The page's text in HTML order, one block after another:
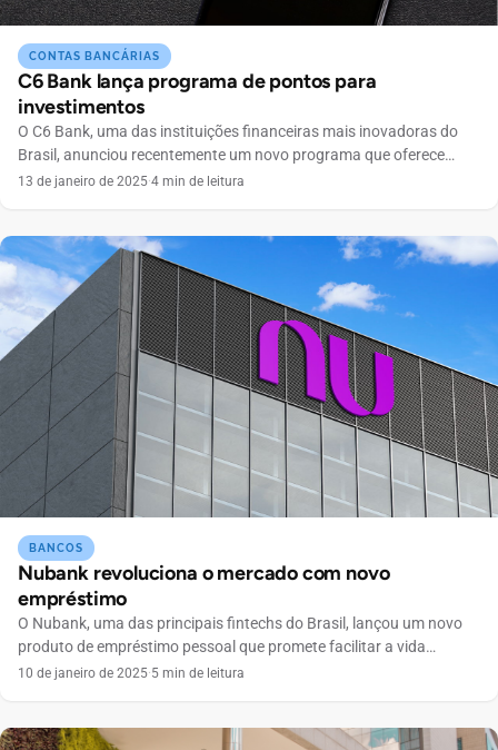
CONTAS BANCÁRIAS
C6 Bank lança programa de pontos para
investimentos
O C6 Bank, uma das instituições financeiras mais inovadoras do
Brasil, anunciou recentemente um novo programa que oferece
pontos aos clientes que realizarem a portabilidade de seus
experiência mais rica e recompensadora. Principais pontos O que é
a portabilidade […]
13 de janeiro de 2025·4 min de leitura
BANCOS
Nubank revoluciona o mercado com novo
empréstimo
O Nubank, uma das principais fintechs do Brasil, lançou um novo
produto de empréstimo pessoal que promete facilitar a vida
financeira de seus clientes. Com um prazo de carência de até 90
período, os clientes […]
10 de janeiro de 2025·5 min de leitura